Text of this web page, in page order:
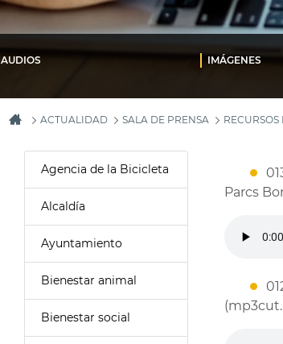
AUDIOS IMÁGENES
ACTUALIDAD SALA DE PRENSA
Agencia de la Bicicleta
Alcaldía
Ayuntamiento
Bienestar animal
Bienestar social
Parcs